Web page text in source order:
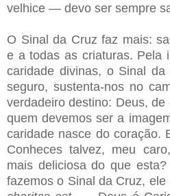
velhice — devo ser sempre
O Sinal da Cruz faz mais:
e a todas as criaturas. Pela
caridade divinas, o Sinal
seguro, sustenta-nos no
verdadeiro destino: Deus,
quem devemos ser a
caridade nasce do coração.
Conheces talvez, meu
mais deliciosa do que
fazemos o Sinal da Cruz, ele